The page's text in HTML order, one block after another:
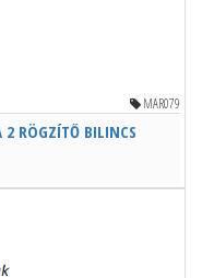
MAR079
2 RÖGZÍTŐ BILINCS